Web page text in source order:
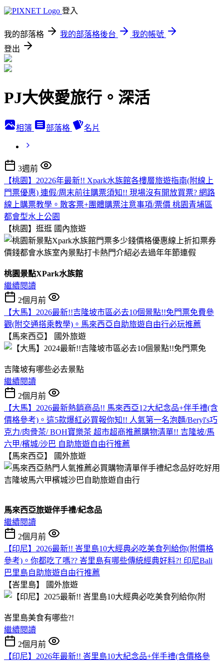
登入
我的部落格 我的部落格後台
我的帳號
登出
PJ大俠愛旅行。深活
相簿 部落格 名片
3週前
【桃園】20226年最新!! Xpark水族館各樓層旅遊指南(附線上
門票優惠) 連假/周末前往購票須知!! 現場沒有開放買票? 網路
線上購票教學。散客票+團體購票注意事項/票價 桃園青埔區
都會型水上公園
【桃園】逛逛 國內旅遊
桃園景點XPark水族館
繼續閱讀
2個月前
【大馬】2026最新!!吉隆坡市區必去10個景點!!免門票免費參
觀(附交通搭乘教學)。馬來西亞自助旅遊自由行必玩推薦
【馬來西亞】
國外旅遊
吉隆坡有哪些必去景點
繼續閱讀
2個月前
【大馬】2026最新熱銷商品!! 馬來西亞12大紀念品+伴手禮(含
價格參考)。這5款爆紅必買報你知!! 人氣第一名泡麵/Beryl's巧
克力/肉骨茶/ BOH寶樂茶 超市超商推薦購物清單!! 吉隆坡/馬
六甲/檳城/沙巴 自助旅遊自由行推薦
【馬來西亞】
國外旅遊
馬來西亞旅遊伴手禮/紀念品
繼續閱讀
2個月前
【印尼】2026最新!! 峇里島10大經典必吃美食列給你(附價格
參考)。你都吃了嗎?? 峇里島有哪些傳統經典好料?! 印尼Bali
巴里島自助旅遊自由行推薦
【峇里島】
國外旅遊
峇里島美食有哪些?!
繼續閱讀
2個月前
【印尼】2026年最新!! 峇里島10大紀念品+伴手禮(含價格參